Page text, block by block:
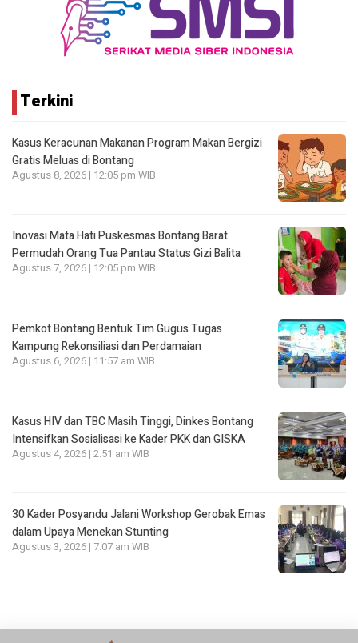
Terkini
Kasus Keracunan Makanan Program Makan Bergizi
Gratis Meluas di Bontang
Agustus 8, 2026 | 12:05 pm WIB
Inovasi Mata Hati Puskesmas Bontang Barat
Permudah Orang Tua Pantau Status Gizi Balita
Agustus 7, 2026 | 12:05 pm WIB
Pemkot Bontang Bentuk Tim Gugus Tugas
Kampung Rekonsiliasi dan Perdamaian
Agustus 6, 2026 | 11:57 am WIB
Kasus HIV dan TBC Masih Tinggi, Dinkes Bontang
Intensifkan Sosialisasi ke Kader PKK dan GISKA
Agustus 4, 2026 | 2:51 am WIB
30 Kader Posyandu Jalani Workshop Gerobak Emas
dalam Upaya Menekan Stunting
Agustus 3, 2026 | 7:07 am WIB